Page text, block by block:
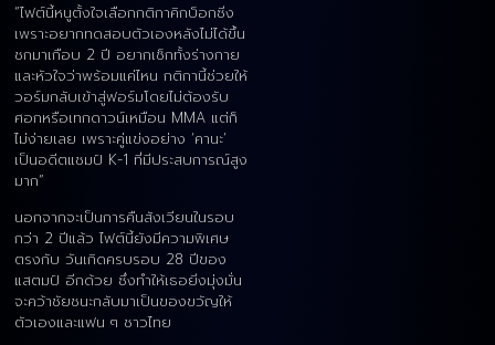
“ไฟต์นี้หนูตั้งใจเลือกกติกาคิกบ็อกซิ่ง
เพราะอยากทดสอบตัวเองหลังไม่ได้ขึ้น
ชกมาเกือบ 2 ปี อยากเช็กทั้งร่างกาย
และหัวใจว่าพร้อมแค่ไหน กติกานี้ช่วยให้
วอร์มกลับเข้าสู่ฟอร์มโดยไม่ต้องรับ
ศอกหรือเทกดาวน์เหมือน MMA แต่ก็
ไม่ง่ายเลย เพราะคู่แข่งอย่าง ‘คานะ’
เป็นอดีตแชมป์ K-1 ที่มีประสบการณ์สูง
มาก”
นอกจากจะเป็นการคืนสังเวียนในรอบ
กว่า 2 ปีแล้ว ไฟต์นี้ยังมีความพิเศษ
ตรงกับ วันเกิดครบรอบ 28 ปีของ
แสตมป์ อีกด้วย ซึ่งทำให้เธอยิ่งมุ่งมั่น
จะคว้าชัยชนะกลับมาเป็นของขวัญให้
ตัวเองและแฟน ๆ ชาวไทย